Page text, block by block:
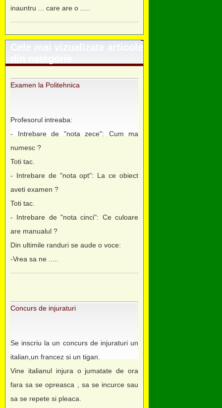
inauntru ... care are o .....
Cele mai vizualizate articole
Examen la Politehnica
Profesorul intreaba:
- Intrebare de "nota zece": Cum ma
numesc ?
Toti tac.
- Intrebare de "nota opt": La ce obiect
aveti examen ?
Toti tac.
- Intrebare de "nota cinci": Ce culoare
are manualul ?
Din ultimile randuri se aude o voce:
-Vrea sa ne .....
Concurs de injuraturi
Se inscriu la un concurs de injuraturi un
italian,un francez si un tigan.
Vine italianul injura o jumatate de ora
fara sa se opreasca , sa se incurce sau
sa se repete si pleaca.